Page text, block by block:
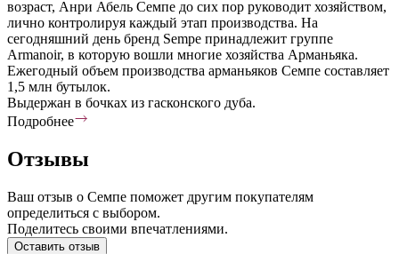
возраст, Анри Абель Семпе до сих пор руководит хозяйством,
лично контролируя каждый этап производства. На
сегодняшний день бренд Sempe принадлежит группе
Armanoir, в которую вошли многие хозяйства Арманьяка.
Ежегодный объем производства арманьяков Семпе составляет
1,5 млн бутылок.
Выдержан в бочках из гасконского дуба.
Подробнее
Отзывы
Ваш отзыв о Семпе поможет другим покупателям
определиться с выбором.
Поделитесь своими впечатлениями.
Оставить отзыв